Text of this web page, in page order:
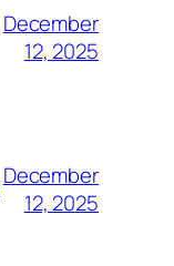
December
12, 2025
December
12, 2025